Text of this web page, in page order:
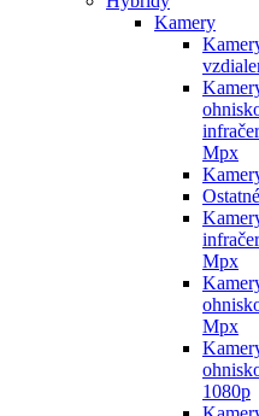
Kamery
Mpx
Mpx
Mpx
1080p